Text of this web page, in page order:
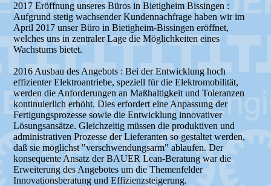
2017 Eröffnung unseres Büros in Bietigheim Bissingen :
Aufgrund stetig wachsender Kundennachfrage haben wir im
April 2017 unser Büro in Bietigheim-Bissingen eröffnet,
welches uns in zentraler Lage die Möglichkeiten eines
Wachstums bietet.
2016 Ausbau des Angebots : Bei der Entwicklung hoch
effizienter Elektroantriebe, speziell für die Elektromobilität,
werden die Anforderungen an Maßhaltigkeit und Toleranzen
kontinuierlich erhöht. Dies erfordert eine Anpassung der
Fertigungsprozesse sowie die Entwicklung innovativer
Lösungsansätze. Gleichzeitig müssen die produktiven und
administrativen Prozesse der Lieferanten so gestaltet werden,
daß sie möglichst "verschwendungsarm" ablaufen. Der
konsequente Ansatz der BAUER Lean-Beratung war die
Erweiterung des Angebotes um die Themenfelder
Innovationsberatung und Effizienzsteigerung.